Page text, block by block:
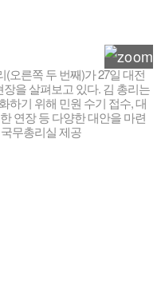
(오른쪽 두 번째)가 27일 대전
을 살펴보고 있다. 김 총리는
하기 위해 민원 수기 접수, 대
연장 등 다양한 대안을 마련
무총리실 제공